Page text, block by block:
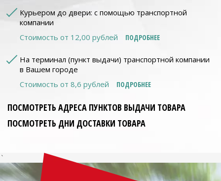
Курьером до двери: с помощью транспортной
компании
Стоимость от 12,00 рублей
ПОДРОБНЕЕ
На терминал (пункт выдачи) транспортной компании
в Вашем городе
Стоимость от 8,6 рублей
ПОДРОБНЕЕ
ПОСМОТРЕТЬ АДРЕСА ПУНКТОВ ВЫДАЧИ ТОВАРА
ПОСМОТРЕТЬ ДНИ ДОСТАВКИ ТОВАРА
`